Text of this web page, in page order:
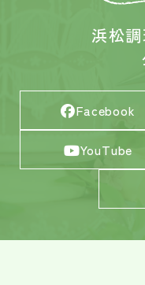
浜松
Facebook
YouTube